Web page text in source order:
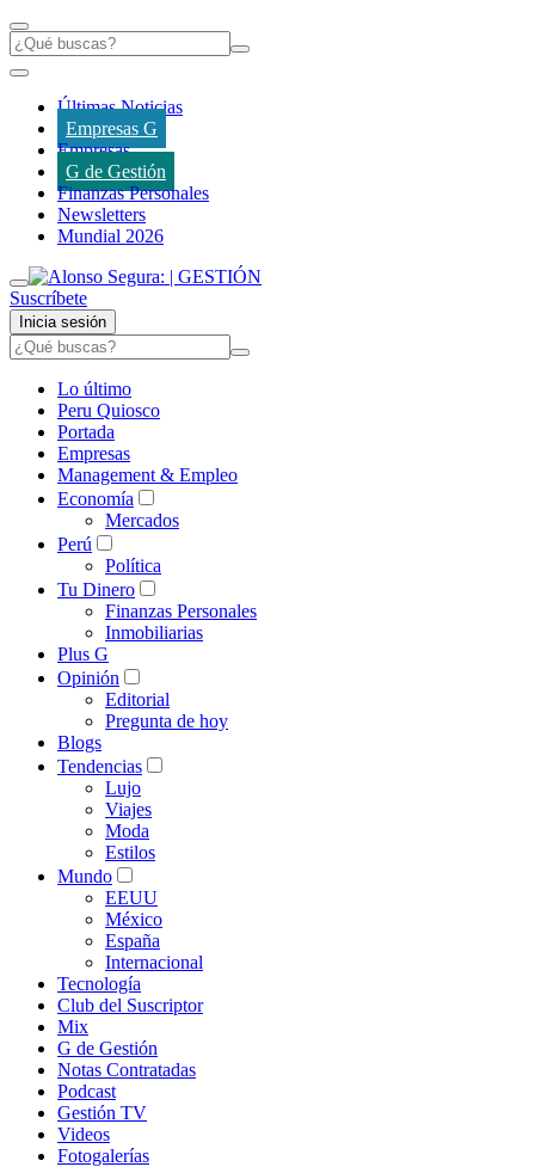
Últimas Noticias
Empresas G
Empresas
G de Gestión
Finanzas Personales
Newsletters
Mundial 2026
Suscríbete
Inicia sesión
Lo último
Peru Quiosco
Portada
Empresas
Management & Empleo
Economía
Mercados
Perú
Política
Tu Dinero
Finanzas Personales
Inmobiliarias
Plus G
Opinión
Editorial
Pregunta de hoy
Blogs
Tendencias
Lujo
Viajes
Moda
Estilos
Mundo
EEUU
México
España
Internacional
Tecnología
Club del Suscriptor
Mix
G de Gestión
Notas Contratadas
Podcast
Gestión TV
Videos
Fotogalerías